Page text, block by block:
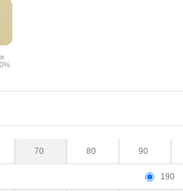
70 80 90
190